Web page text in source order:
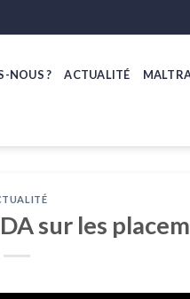
NOUS ? ACTUALITÉ
sur les